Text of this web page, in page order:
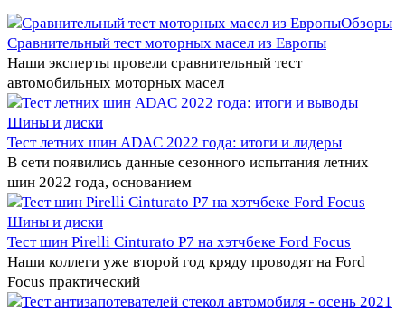
Обзоры
Сравнительный тест моторных масел из Европы
Наши эксперты провели сравнительный тест
автомобильных моторных масел
Шины и диски
Тест летних шин ADAC 2022 года: итоги и лидеры
В сети появились данные сезонного испытания летних
шин 2022 года, основанием
Шины и диски
Тест шин Pirelli Cinturato P7 на хэтчбеке Ford Focus
Наши коллеги уже второй год кряду проводят на Ford
Focus практический